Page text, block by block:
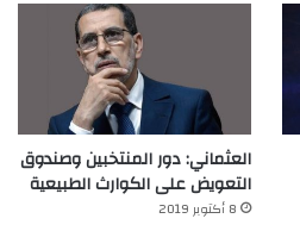
العثماني: دور المنتخبين وصندوق
التعويض على الكوارث الطبيعية
8 أكتوبر 2019